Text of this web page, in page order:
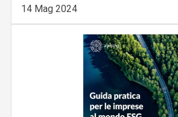
14 Mag 2024